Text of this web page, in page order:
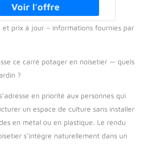
! ÉLÉGANT : pour un jardin
ou fleuri bien délimité
: plusieurs dimensions
Fabriqué en Belgique
et prix à jour – informations fournies par
ce carré potager en noisetier — quels
?
en priorité aux personnes qui
un espace de culture sans installer
en métal ou en plastique. Le rendu
s’intègre naturellement dans un